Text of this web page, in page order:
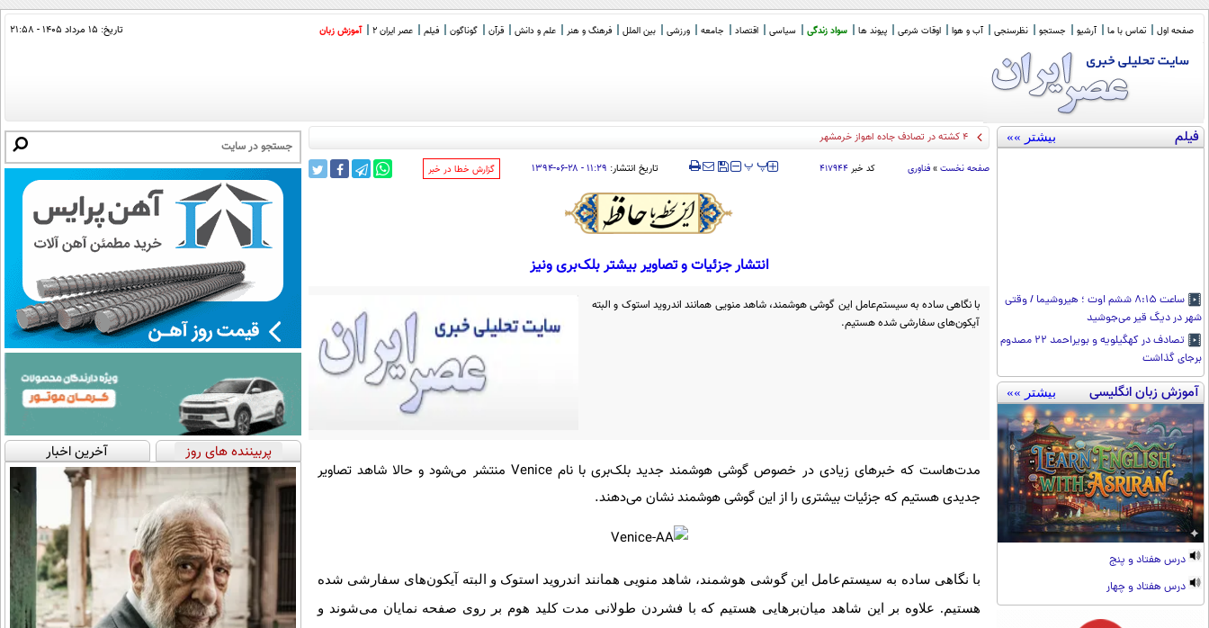
صفحه اول تماس با ما آرشیو جستجو نظرسنجی آب و هوا اوقات شرعی پیوند ها سواد زندگی سیاسی اقتصاد جامعه ورزشی بین الملل فرهنگ و هنر علم و دانش قرآن گوناگون فیلم عصر ایران 2 آموزش زبان تاریخ: ۱۵ مرداد ۱۴۰۵ - ۲۱:۵۸
فیلم بیشتر »»
ساعت ۸:۱۵ ششم اوت ؛ هیروشیما / وقتی
شهر در دیگ قیر می‌جوشید
تصادف در کهگیلویه و بویراحمد ۲۲ مصدوم
برجای گذاشت
آموزش زبان انگلیسی بیشتر »»
درس هفتاد و پنج
درس هفتاد و چهار
۴ کشته در تصادف جاده اهواز خرمشهر
صفحه نخست » فناوری کد خبر ۴۱۷۹۴۴ ‍‍‍ پ پ تاریخ انتشار: ۱۱:۲۹ - ۲۸-۰۶-۱۳۹۴ ‌گزارش خطا در خبر
انتشار جزئیات و تصاویر بیشتر بلک‌بری ونیز
با نگاهی ساده به سیستم‌عامل این گوشی هوشمند، شاهد منویی همانند اندروید استوک و البته
آیکون‌های سفارشی شده هستیم.
مدت‌هاست که خبرهای زیادی در خصوص گوشی هوشمند جدید بلک‌بری با نام Venice منتشر می‌شود و حالا شاهد تصاویر
جدیدی هستیم که جزئیات بیشتری را از این گوشی هوشمند نشان می‌دهند.
با نگاهی ساده به سیستم‌عامل این گوشی هوشمند، شاهد منویی همانند اندروید استوک و البته آیکون‌های سفارشی شده
هستیم. علاوه بر این شاهد میان‌برهایی هستیم که با فشردن طولانی مدت کلید هوم بر روی صفحه نمایان می‌شوند و
پربیننده های روز آخرین اخبار